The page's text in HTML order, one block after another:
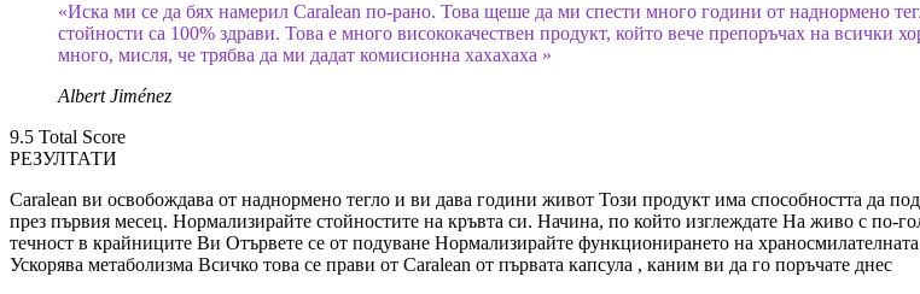
«Иска ми се да бях намерил Caralean по-рано. Това щеше да ми спести много години от наднормено
стойности са 100% здрави. Това е много висококачествен продукт, който вече препоръчах на всички
много, мисля, че трябва да ми дадат комисионна хахахаха »
Albert Jiménez
9.5 Total Score
РЕЗУЛТАТИ
Caralean ви освобождава от наднормено тегло и ви дава години живот Този продукт има способността да
през първия месец. Нормализирайте стойностите на кръвта си. Начина, по който изглеждате На живо с
течност в крайниците Ви Отървете се от подуване Нормализирайте функционирането на
Ускорява метаболизма Всичко това се прави от Caralean от първата капсула , каним ви да го поръчате днес